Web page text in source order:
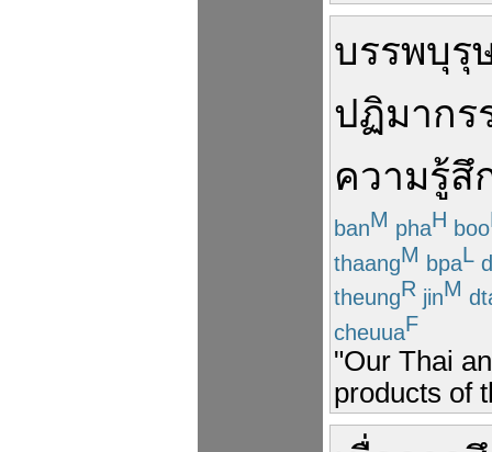
บรรพบุรุ
ปฏิมากร
ความรู้สึ
banM phaH boo
thaangM bpaL
theungR jinM
cheuuaF
"Our Thai
products of